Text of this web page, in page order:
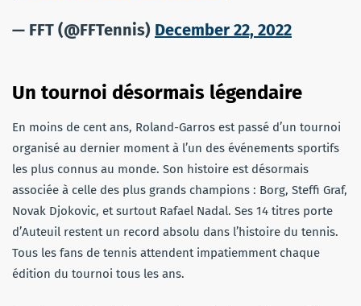
— FFT (@FFTennis) December 22, 2022
Un tournoi désormais légendaire
En moins de cent ans, Roland-Garros est passé d’un tournoi
organisé au dernier moment à l’un des événements sportifs
les plus connus au monde. Son histoire est désormais
associée à celle des plus grands champions : Borg, Steffi Graf,
Novak Djokovic, et surtout Rafael Nadal. Ses 14 titres porte
d’Auteuil restent un record absolu dans l’histoire du tennis.
Tous les fans de tennis attendent impatiemment chaque
édition du tournoi tous les ans.